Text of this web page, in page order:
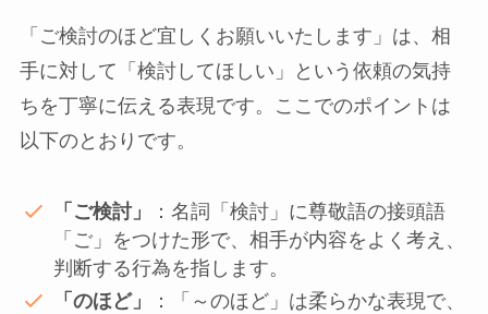
「ご検討のほど宜しくお願いいたします」は、相
手に対して「検討してほしい」という依頼の気持
ちを丁寧に伝える表現です。ここでのポイントは
以下のとおりです。
「ご検討」
：名詞「検討」に尊敬語の接頭語
「ご」をつけた形で、相手が内容をよく考え、
判断する行為を指します。
「のほど」
：「～のほど」は柔らかな表現で、